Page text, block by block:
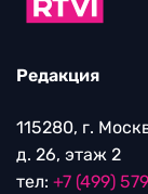
Редакция
115280, г.
д. 26, этаж 2
тел: +7 (499)